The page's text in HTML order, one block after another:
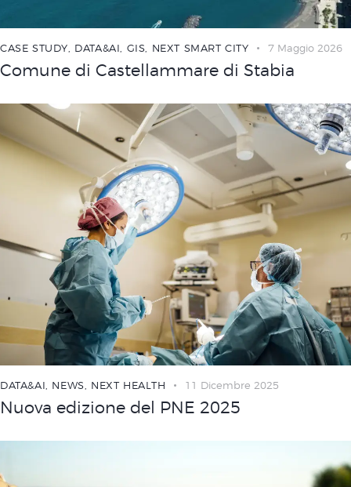
CASE STUDY DATA&AI GIS NEXT SMART CITY 7 Maggio 2026
Comune di Castellammare di Stabia
DATA&AI NEWS NEXT HEALTH 11 Dicembre 2025
Nuova edizione del PNE 2025